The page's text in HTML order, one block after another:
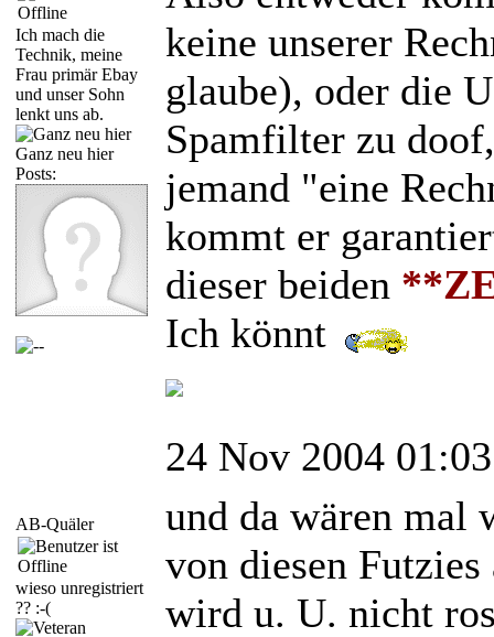
Ich mach die
Technik, meine
Frau primär Ebay
und unser Sohn
lenkt uns ab.
Ganz neu hier
Posts:
keine unserer
glaube), oder die
Spamfilter zu
jemand "eine
kommt er
dieser beiden
Ich könnt
AB-Quäler
wieso unregistriert
?? :-(
24 Nov 2004 01:03
und da wären mal
von diesen
wird u. U. nicht